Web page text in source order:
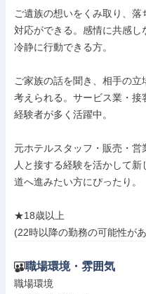
ご遺族の想いをくみ取り、落
対応ができる。感情に共感し
冷静に行動できる方。
ご家族の話を聞き、相手の立
考えられる。サービス業・接
経験者が多く活躍中。
元ホテルスタッフ・販売・営
人と接する経験を活かして新
道へ進みたい方にぴったり。
★18歳以上
(22時以降の勤務の可能性が
職場環境・雰囲気
職場環境